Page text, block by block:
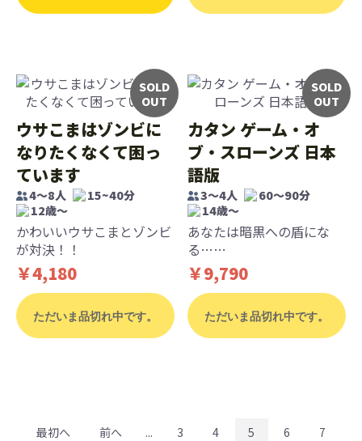
SOLD
OUT
ウサこまはゾンビに
なりたくなくて困っ
ています
4～8人
15~40分
12歳〜
かわいいウサこまとゾンビ
が対決！！
￥4,180
ただいま品切れ中です。
SOLD
OUT
カタン ゲーム・オ
ブ・スローンズ 日本
語版
3～4人
60～90分
14歳〜
あなたは暗黒への盾にな
る……
￥9,790
ただいま品切れ中です。
最初へ 前へ ... 3 4 5 6
7